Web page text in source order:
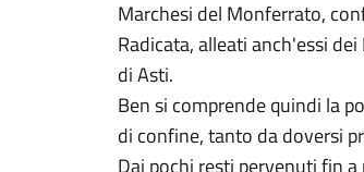
Marchesi del Monferrato,
Radicata, alleati anch'essi
di Asti.
Ben si comprende quindi la
di confine, tanto da doversi
Dai pochi resti pervenuti fin